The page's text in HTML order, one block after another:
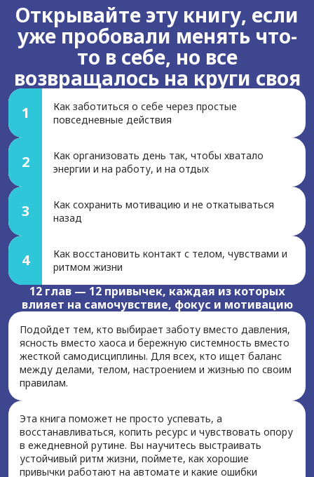
Открывайте эту книгу, если
уже пробовали менять что-
то в себе, но все
возвращалось на круги своя
1
Как заботиться о себе через простые
повседневные действия
2
Как организовать день так, чтобы хватало
энергии и на работу, и на отдых
3
Как сохранить мотивацию и не откатываться
назад
4
Как восстановить контакт с телом, чувствами и
ритмом жизни
12 глав — 12 привычек, каждая из которых
влияет на самочувствие, фокус и мотивацию
Подойдет тем, кто выбирает заботу вместо давления,
ясность вместо хаоса и бережную системность вместо
жесткой самодисциплины. Для всех, кто ищет баланс
между делами, телом, настроением и жизнью по своим
правилам.
Эта книга поможет не просто успевать, а
восстанавливаться, копить ресурс и чувствовать опору
в ежедневной рутине. Вы научитесь выстраивать
устойчивый ритм жизни, поймете, как хорошие
привычки работают на автомате и какие ошибки